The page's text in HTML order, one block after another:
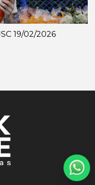
19/02/2026